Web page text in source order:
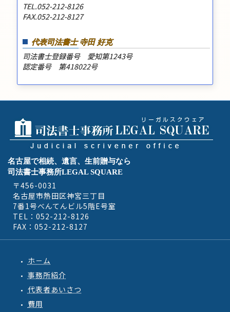
TEL.052-212-8126
FAX.052-212-8127
代表司法書士 寺田 好克
司法書士登録番号 愛知第1243号
認定番号 第418022号
名古屋で相続、遺言、生前贈与なら
司法書士事務所LEGAL SQUARE
〒456-0031
名古屋市熱田区神宮三丁目
7番1号べんてんビル5階E号室
TEL：052-212-8126
FAX：052-212-8127
ホ－ム
事務所紹介
代表者あいさつ
費用